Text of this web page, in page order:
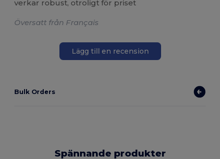
verkar robust, otroligt för priset
Översatt från Français
Lägg till en recension
Bulk Orders
Spännande produkter